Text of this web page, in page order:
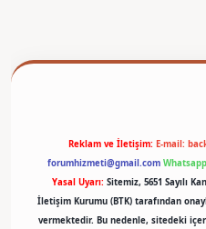
Reklam ve İletişim: E-mail:
forumhizmeti@gmail.com
Yasal Uyarı: Sitemiz, 5651 Sayılı
İletişim Kurumu (BTK) tarafından
vermektedir. Bu nedenle, sitedeki